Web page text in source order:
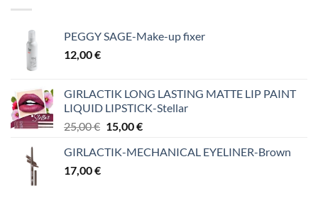
PEGGY SAGE-Make-up fixer
12,00€
GIRLACTIK LONG LASTING MATTE LIP PAINT
LIQUID LIPSTICK-Stellar
25,00€ Original
was:
15,00€Η
τιμή
GIRLACTIK-MECHANICAL EYELINER-Brown
17,00€